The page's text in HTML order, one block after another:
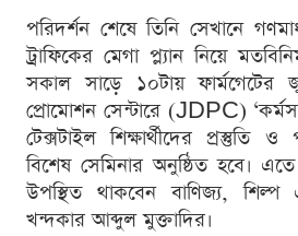
পরিদর্শন শেষে তিনি সেখানে
ট্রাফিকের মেগা প্ল্যান নিয়ে
সকাল সাড়ে ১০টায় ফার্মগেটের
প্রোমোশন সেন্টারে (JDPC)
টেক্সটাইল শিক্ষার্থীদের প্রস্তুতি
বিশেষ সেমিনার অনুষ্ঠিত হবে।
উপস্থিত থাকবেন বাণিজ্য, শিল্প
খন্দকার আব্দুল মুক্তাদির।